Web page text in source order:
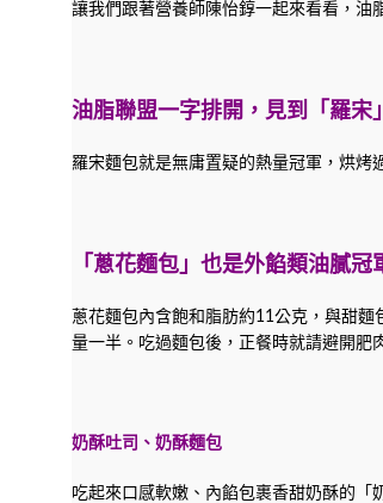
讓我們跟著營養師陳怡錞一起來看看，油
油脂聯盟一字排開，見到「羅宋
羅宋麵包就是無庸置疑的熱量冠軍，烘
「蔥花麵包」也是外餡類油膩冠
蔥花麵包內含飽和脂肪約11公克，與甜
量一半。吃過麵包後，正餐時就請避開肥
奶酥吐司、奶酥麵包
吃起來口感軟嫩、內餡包裹香甜奶酥的「